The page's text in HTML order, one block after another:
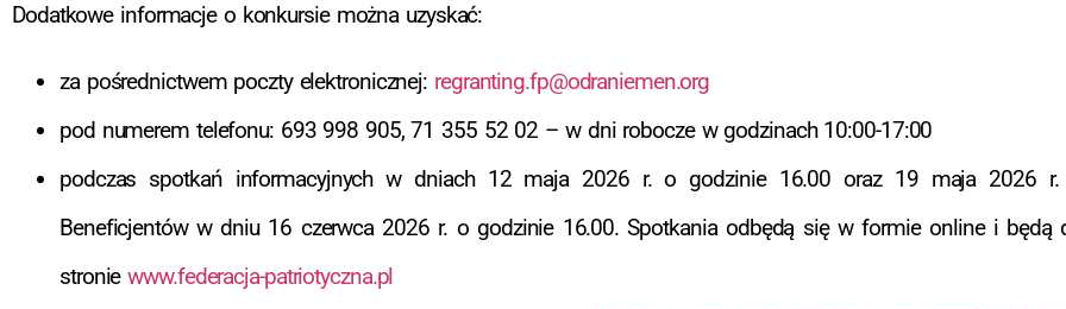
Dodatkowe informacje o konkursie można uzyskać:
za pośrednictwem poczty elektronicznej: regranting.fp@odraniemen.org
pod numerem telefonu: 693 998 905, 71 355 52 02 – w dni robocze w godzinach 10:00-17:00
podczas spotkań informacyjnych w dniach 12 maja 2026 r. o godzinie 16.00 oraz 19 maja 2026
Beneficjentów w dniu 16 czerwca 2026 r. o godzinie 16.00. Spotkania odbędą się w formie online i będą
stroniewww.federacja-patriotyczna.pl